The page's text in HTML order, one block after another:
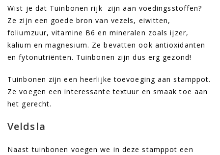
Wist je dat Tuinbonen rijk zijn aan voedingsstoffen?
Ze zijn een goede bron van vezels, eiwitten,
foliumzuur, vitamine B6 en mineralen zoals ijzer,
kalium en magnesium. Ze bevatten ook antioxidanten
en fytonutriënten. Tuinbonen zijn dus erg gezond!
Tuinbonen zijn een heerlijke toevoeging aan stamppot.
Ze voegen een interessante textuur en smaak toe aan
het gerecht.
Veldsla
Naast tuinbonen voegen we in deze stamppot een